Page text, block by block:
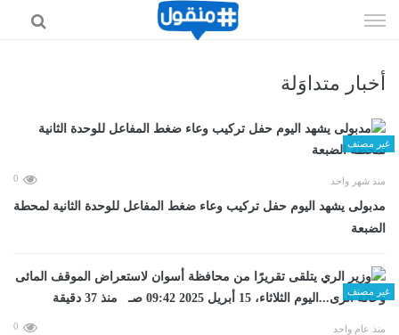
الى
أخبار متداوَلة
غير مصنف
منذ شهر واحد 0
مدبولى يشهد اليوم حفل تركيب وعاء ضغط المفاعل للوحدة الثانية لمحطة
الضبعة
غير مصنف
منذ عام واحد 0